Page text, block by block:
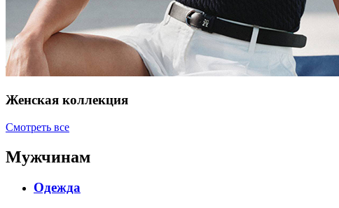
Женская коллекция
Смотреть все
Мужчинам
Одежда